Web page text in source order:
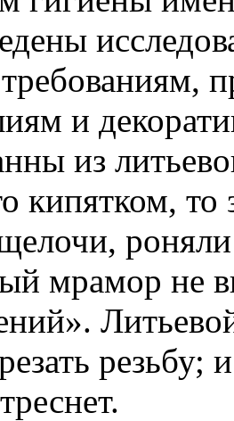
и
из
кипятком,
мрамор не